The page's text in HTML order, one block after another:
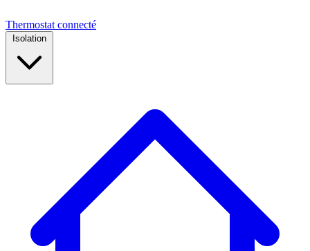
Thermostat connecté